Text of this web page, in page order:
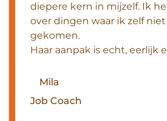
diepere kern in mijzelf. Ik
over dingen waar ik zelf
gekomen.
Haar aanpak is echt, eerlijk
Mila
Job Coach